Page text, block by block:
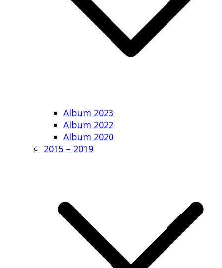
Album 2023
Album 2022
Album 2020
2015 – 2019